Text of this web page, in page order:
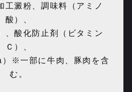
工澱粉、調味料（アミノ
酸）、
、酸化防止剤（ビタミン
Ｃ）、
）※一部に牛肉、豚肉を含
む。